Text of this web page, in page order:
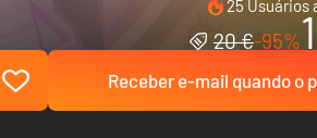
25 Usuários
20 €-95%
Receber e-mail quando o